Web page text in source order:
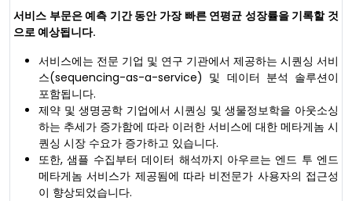
서비스 부문은 예측 기간 동안 가장 빠른 연평균 성장률을 기록할 것
으로 예상됩니다.
서비스에는 전문 기업 및 연구 기관에서 제공하는 시퀀싱 서비
스(sequencing-as-a-service) 및 데이터 분석 솔루션이
포함됩니다.
제약 및 생명공학 기업에서 시퀀싱 및 생물정보학을 아웃소싱
하는 추세가 증가함에 따라 이러한 서비스에 대한 메타게놈 시
퀀싱 시장 수요가 증가하고 있습니다.
또한, 샘플 수집부터 데이터 해석까지 아우르는 엔드 투 엔드
메타게놈 서비스가 제공됨에 따라 비전문가 사용자의 접근성
이 향상되었습니다.